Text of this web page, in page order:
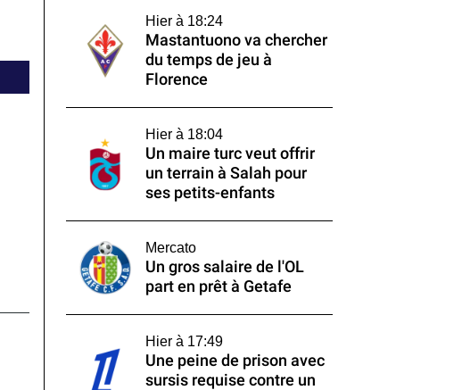
Hier à 18:24
Mastantuono va chercher
du temps de jeu à
Florence
Hier à 18:04
Un maire turc veut offrir
un terrain à Salah pour
ses petits-enfants
Mercato
Un gros salaire de l'OL
part en prêt à Getafe
Hier à 17:49
Une peine de prison avec
sursis requise contre un